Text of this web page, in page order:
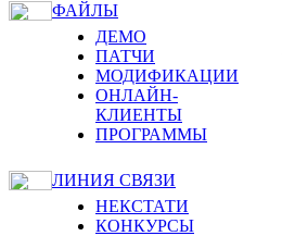
ФАЙЛЫ
ДЕМО
ПАТЧИ
МОДИФИКАЦИИ
ОНЛАЙН-
КЛИЕНТЫ
ПРОГРАММЫ
ЛИНИЯ СВЯЗИ
НЕКСТАТИ
КОНКУРСЫ